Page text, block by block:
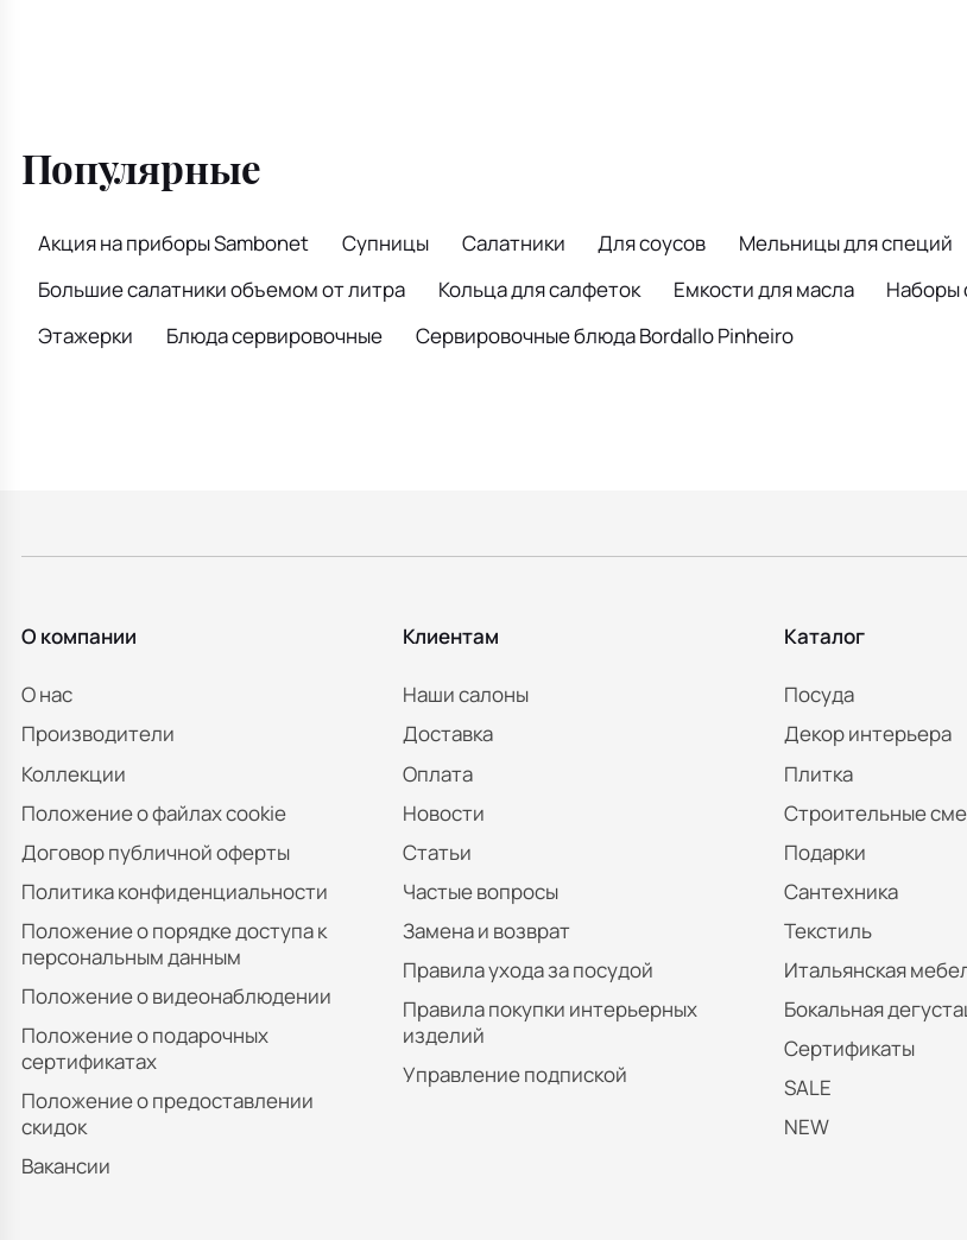
Популярные
Акция на приборы Sambonet Супницы Салатники Для соусов Мельницы для специй
Большие салатники объемом от литра
Кольца для салфеток Емкости для масла Наборы
Этажерки
Блюда сервировочные Сервировочные блюда Bordallo Pinheiro
О компании
О нас
Производители
Коллекции
Положение о файлах cookie
Договор публичной оферты
Политика конфиденциальности
Положение о порядке доступа к
персональным данным
Положение о видеонаблюдении
Положение о подарочных
сертификатах
Положение о предоставлении
скидок
Вакансии
Клиентам
Наши салоны
Доставка
Оплата
Новости
Статьи
Частые вопросы
Замена и возврат
Правила ухода за посудой
Правила покупки интерьерных
изделий
Управление подпиской
Каталог
Посуда
Декор интерьера
Плитка
Строительные
Подарки
Сантехника
Текстиль
Итальянская
Бокальная
Сертификаты
SALE
NEW